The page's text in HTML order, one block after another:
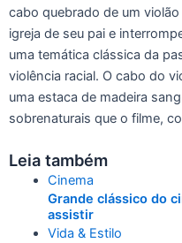
cabo quebrado de um
igreja de seu pai e
uma temática clássica da
violência racial. O cabo do
uma estaca de madeira
sobrenaturais que o filme,
Leia também
Cinema
Grande clássico do
assistir
Vida & Estilo